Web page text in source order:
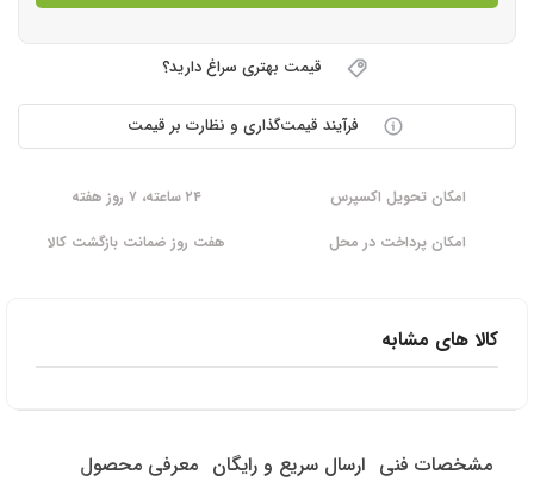
قیمت بهتری سراغ دارید؟
فرآیند قیمت‌گذاری و نظارت بر قیمت
امکان تحویل اکسپرس
۲۴ ساعته، ۷ روز هفته
امکان پرداخت در محل
هفت روز ضمانت بازگشت کالا
کالا های مشابه
مشخصات فنی ارسال سریع و رایگان معرفی محصول